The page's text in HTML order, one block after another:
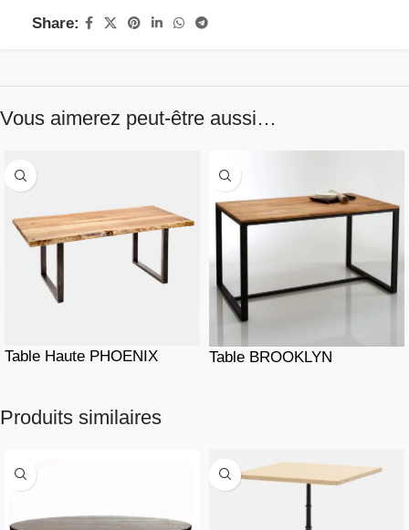
Share:
Vous aimerez peut-être aussi…
Table Haute PHOENIX Table BROOKLYN
Produits similaires